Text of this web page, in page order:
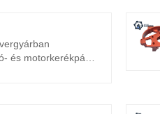
és motorkerékpár -